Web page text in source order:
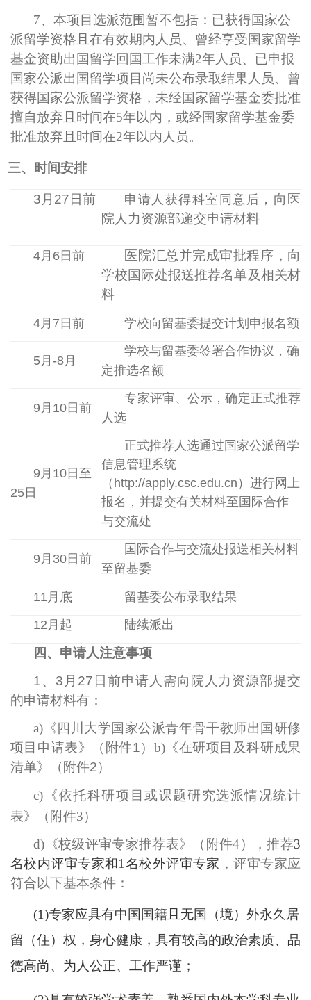
7、本项目选派范围暂不包括：已获得国家公
派留学资格且在有效期内人员、曾经享受国家留学
基金资助出国留学回国工作未满2年人员、已申报
国家公派出国留学项目尚未公布录取结果人员、曾
获得国家公派留学资格，未经国家留学基金委批准
擅自放弃且时间在5年以内，或经国家留学基金委
批准放弃且时间在2年以内人员。
三、时间安排
3 月 27日前 申请人获得科室同意后， 向医
院人力资源部递交申请材料
4 月 6日前 医院汇总并完成审批程序， 向
学校国际处报送推荐名单及相关材
料
4 月 7 日前 学校向留基委提交计划申报名额
5 月-8 月
学校与留基委签署合作协议，确
定推选名额
9 月 10日前
专家评审、公示，确定正式推荐
人选
9 月 10日至
25日
正式推荐人选通过国家公派留学
信息管理系统
（ http://apply.csc.edu.cn ）进行网上
报名，并提交有关材料至国际合作
与交流处
9 月 30日前
国际合作与交流处报送相关材料
至留基委
11 月底
留基委公布录取结果
12 月起 陆续派出
四、申请人注意事项
1、 3 月 27 日前申请人需向院人力资源部提交
的申请材料有：
a) 《四川大学国家公派青年骨干教师出国研修
项目申请表》（附件1） b)《在研项目及科研成果
清单》（附件2）
c) 《依托科研项目或课题研究选派情况统计
表》（附件3）
d) 《校级评审专家推荐表》（附件4），推荐3
名校内评审专家和1名校外评审专家 ，评审专家应
符合以下基本条件：
(1)专家应具有中国国籍且无国（境）外永久居
留（住）权，身心健康，具有较高的政治素质、品
德高尚、为人公正、工作严谨；